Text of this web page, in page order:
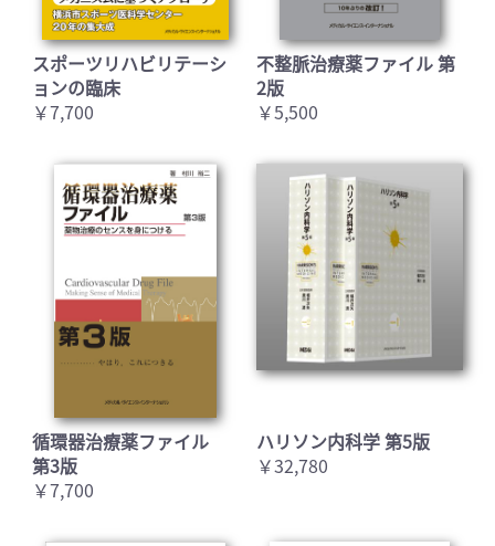
スポーツリハビリテーシ
ョンの臨床
￥7,700
不整脈治療薬ファイル 第
2版
￥5,500
循環器治療薬ファイル
第3版
￥7,700
ハリソン内科学 第5版
￥32,780